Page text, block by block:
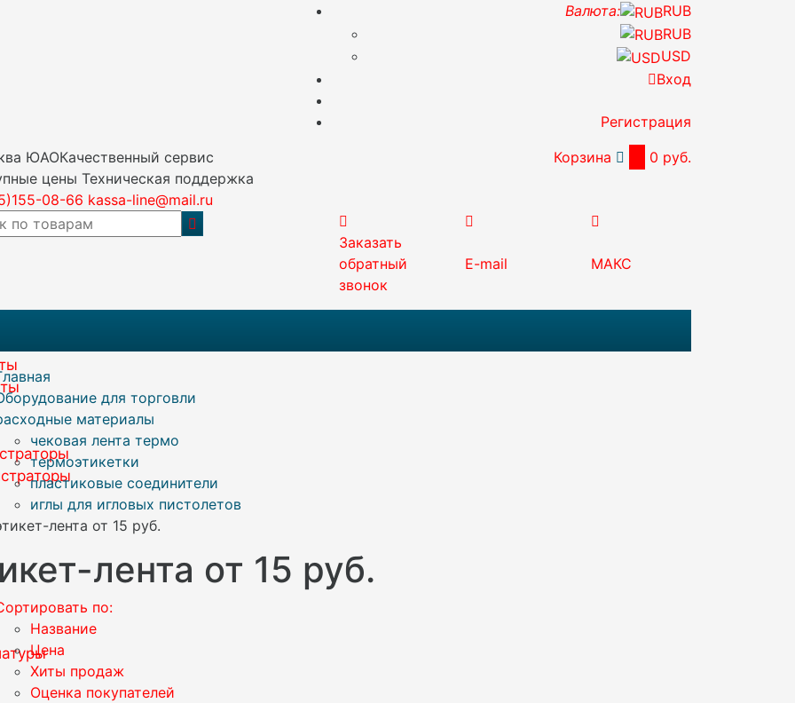
Валюта:
RUB
RUB
USD
Вход
Регистрация
ЮАОКачественный сервис
цены Техническая поддержка
08-66 kassa-line@mail.ru
Корзина 0 руб.
Заказать
обратный
звонок
E-mail МАКС
для торговли
материалы
чековая лента термо
термоэтикетки
пластиковые соединители
иглы для игловых пистолетов
лента от 15 руб.
лента от 15 руб.
по:
Название
Цена
Хиты продаж
Оценка покупателей